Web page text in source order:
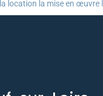
location la mise en œuvre